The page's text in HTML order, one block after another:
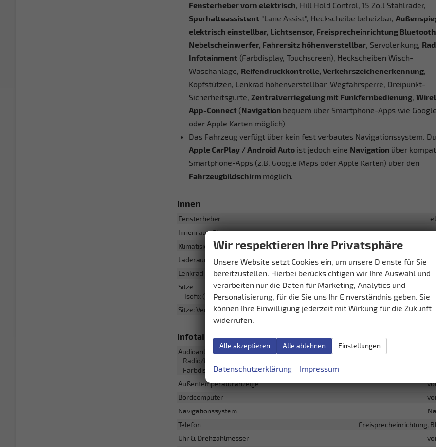
Fensterheber vorn elektrisch, Hill Hold Control, 15 Zoll Stahlräder,
Spurhalteassistent "Lane Assist", Heckscheibe beheizbar,
elektrisch einstellbar, Lichtsensor, Freisprecheinrichtung
Nebelscheinwerfer, Fahrersitz höhenverstellbar, Servolenkung,
Infotainment (Farbdisplay, Touchscreen), Heckscheiben Wisch-
Waschanlage, Reifendruckkontrolle, Verkehrszeichenerkennung,
Kopfstützen, Lenkrad höhenverstellbar, Wegfahrsperre, Dreipunkt-
Sicherheitsgurte, Zentralverriegelung mit Funkfernbedienung,
App-Connect (Navigation bequem über Smartphone-Apps wie
oder Apple Karten möglich)
Das Fahrzeug verfügt über kein fest verbautes Navigationssystem.
Apple CarPlay / Android Autoist jedoch eine Navigation über
Smartphone-Apps (z.B. Google Maps oder Apple Karten) über den
Fahrzeugbildschirm möglich.
Innen
Fensterheber
Innenraumfilter
Klimatisierung
Klimaautomatik, 2-Zonen-
Laderaumabdeckung
Lenkrad
in Leder, höhenverstellbar, mit Multifunktionen, mit
Sitze
Isofix (Kindersitzbefestigung), Rücksitzbank hinten geteilt, Sitzheizung, Isofix
Sitze: Verstellbarkeit
Höhenverstellbarer
Infotainment & Kommunikation
Audioanlage
Radio/MP3-Player, Radio, Schnittstelle MP3, Schnittstelle USB, Digitalradio DAB,
Farbdisplay, Android Auto, Apple CarPlay, Musikstreaming integriert, Touchscreen
Außentemperaturanzeige
Bordcomputer
Navigationssystem
Telefon
Freisprecheinrichtung,
Uhr & Drehzahlmesser
Wir respektieren Ihre Privatsphäre
Unsere Website setzt Cookies ein, um unsere Dienste für Sie
bereitzustellen. Hierbei berücksichtigen wir Ihre Auswahl und
verarbeiten nur die Daten für Marketing, Analytics und
Personalisierung, für die Sie uns Ihr Einverständnis geben. Sie
können Ihre Einwilligung jederzeit mit Wirkung für die Zukunft
widerrufen.
Alle akzeptieren Alle ablehnen Einstellungen
Datenschutzerklärung Impressum